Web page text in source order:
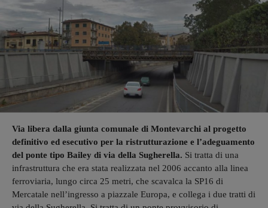
Via libera dalla giunta comunale di Montevarchi al progetto
definitivo ed esecutivo per la ristrutturazione e l’adeguamento
del ponte tipo Bailey di via della Sugherella. Si tratta di una
infrastruttura che era stata realizzata nel 2006 accanto alla linea
ferroviaria, lungo circa 25 metri, che scavalca la SP16 di
Mercatale nell’ingresso a piazzale Europa, e collega i due tratti di